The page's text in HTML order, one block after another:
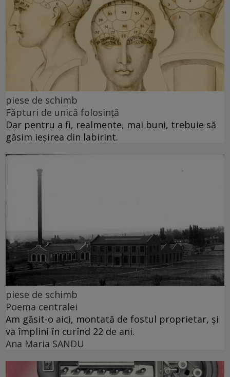
piese de schimb
Făpturi de unică folosință
Dar pentru a fi, realmente, mai buni, trebuie să
găsim ieșirea din labirint.
piese de schimb
Poema centralei
Am găsit-o aici, montată de fostul proprietar, și
va împlini în curînd 22 de ani.
Ana Maria SANDU